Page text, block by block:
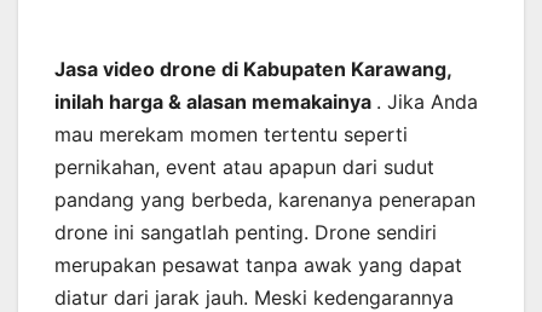
Jasa video drone di Kabupaten Karawang,
inilah harga & alasan memakainya . Jika Anda
mau merekam momen tertentu seperti
pernikahan, event atau apapun dari sudut
pandang yang berbeda, karenanya penerapan
drone ini sangatlah penting. Drone sendiri
merupakan pesawat tanpa awak yang dapat
diatur dari jarak jauh. Meski kedengarannya